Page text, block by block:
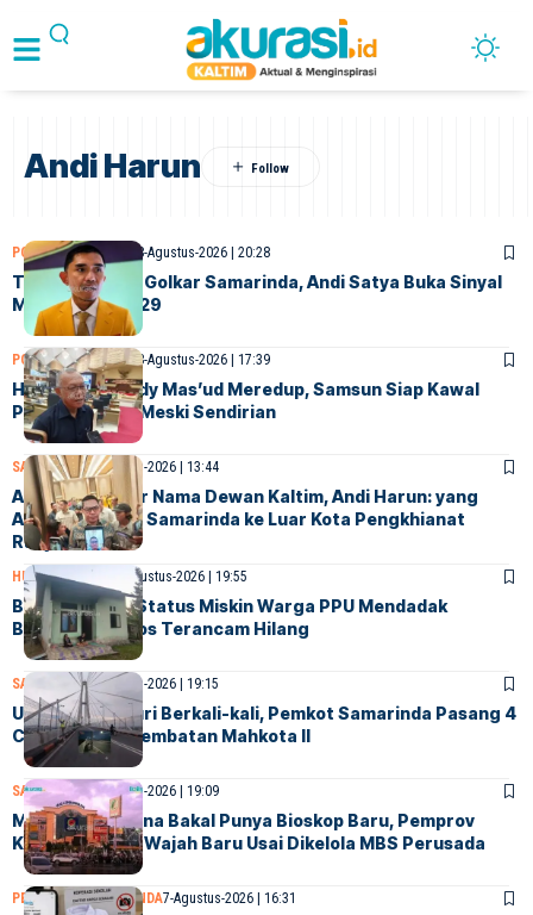
Andi Harun
POLITIKSAMARINDA 8-Agustus-2026 | 20:28
Terpilih Pimpin Golkar Samarinda, Andi Satya Buka Sinyal
Maju Pilwali 2029
POLITIKSAMARINDA 8-Agustus-2026 | 17:39
Hak Angket Rudy Mas’ud Meredup, Samsun Siap Kawal
Pemerintahan Meski Sendirian
SAMARINDA8-Agustus-2026 | 13:44
Ancam Bongkar Nama Dewan Kaltim, Andi Harun: yang
Alihkan Bankeu Samarinda ke Luar Kota Pengkhianat
Rakyat
HUMANIORA PPU 7-Agustus-2026 | 19:55
Belum Didata, Status Miskin Warga PPU Mendadak
Berubah, Bansos Terancam Hilang
SAMARINDA7-Agustus-2026 | 19:15
Usai Kabel Dicuri Berkali-kali, Pemkot Samarinda Pasang 4
CCTV Baru di Jembatan Mahkota II
SAMARINDA 7-Agustus-2026 | 19:09
Mall Lembuswana Bakal Punya Bioskop Baru, Pemprov
Kaltim Siapkan Wajah Baru Usai Dikelola MBS Perusada
PENDIDIKANSAMARINDA7-Agustus-2026 | 16:31